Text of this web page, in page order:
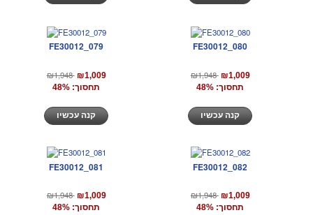
FE30012_079
₪1,948 ₪1,009
תחסוך: 48%
FE30012_080
₪1,948 ₪1,009
תחסוך: 48%
FE30012_081
₪1,948 ₪1,009
תחסוך: 48%
FE30012_082
₪1,948 ₪1,009
תחסוך: 48%